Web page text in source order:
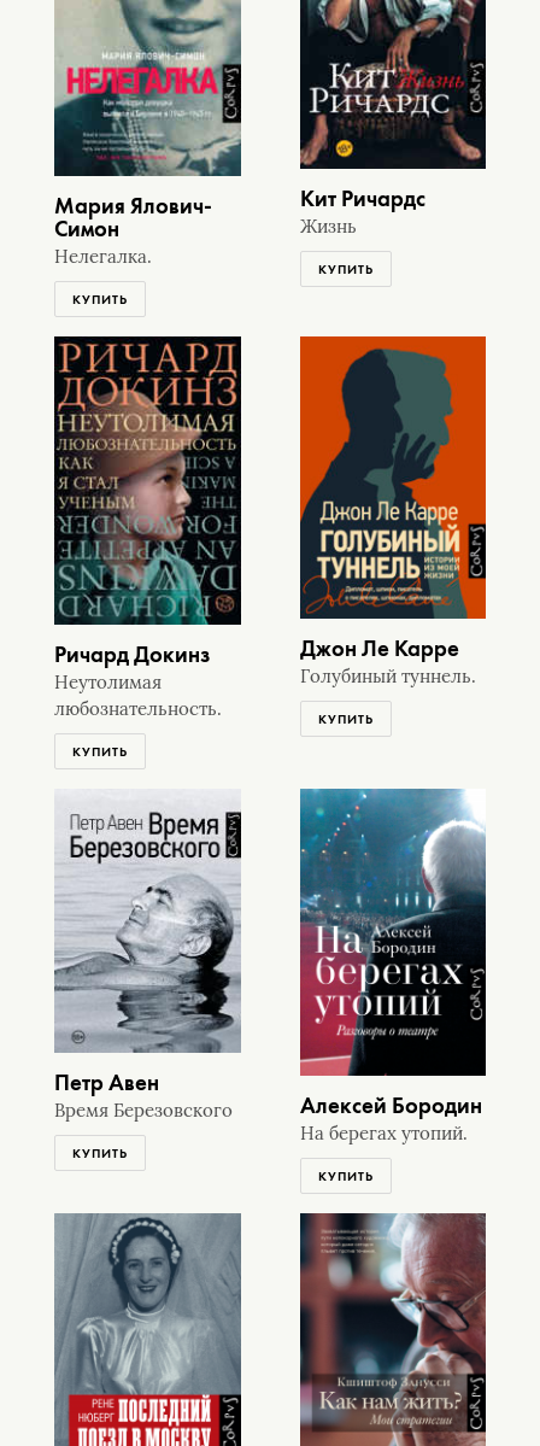
Мария Ялович-
Симон
Нелегалка.
КУПИТЬ
Кит Ричардс
Жизнь
КУПИТЬ
Ричард Докинз
Неутолимая
любознательность.
КУПИТЬ
Джон Ле Карре
Голубиный туннель.
КУПИТЬ
Петр Авен
Время Березовского
КУПИТЬ
Алексей Бородин
На берегах утопий.
КУПИТЬ